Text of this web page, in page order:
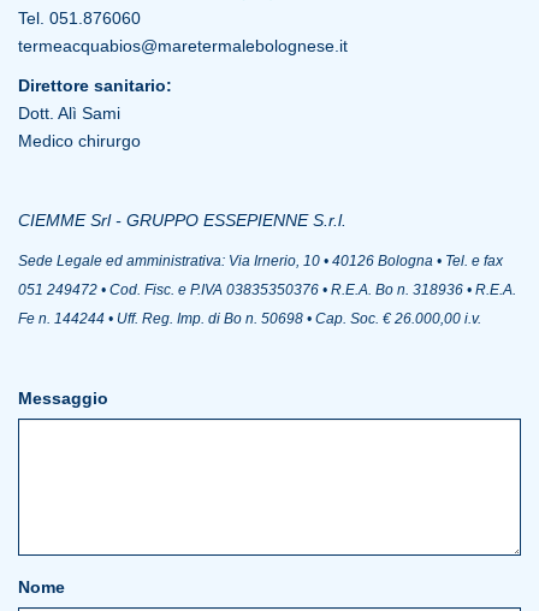
Tel. 051.876060
termeacquabios@maretermalebolognese.it
Direttore sanitario:
Dott. Alì Sami
Medico chirurgo
CIEMME Srl - GRUPPO ESSEPIENNE S.r.l.
Sede Legale ed amministrativa: Via Irnerio, 10 • 40126 Bologna • Tel. e fax
051 249472 • Cod. Fisc. e P.IVA 03835350376 • R.E.A. Bo n. 318936 • R.E.A.
Fe n. 144244 • Uff. Reg. Imp. di Bo n. 50698 • Cap. Soc. € 26.000,00 i.v.
Messaggio
Nome